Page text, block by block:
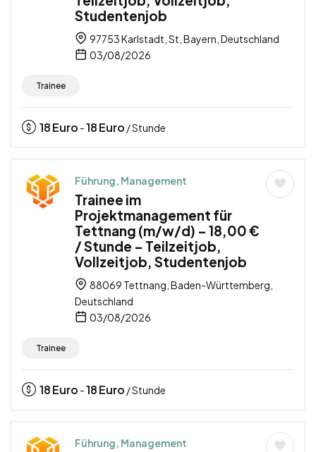
Studentenjob
97753 Karlstadt, St, Bayern, Deutschland
03/08/2026
Trainee
18Euro -18Euro / Stunde
Führung, Management
Trainee im
Projektmanagement für
Tettnang (m/w/d) – 18,00 €
/ Stunde – Teilzeitjob,
Vollzeitjob, Studentenjob
88069 Tettnang, Baden-Württemberg,
Deutschland
03/08/2026
Trainee
18Euro -18Euro / Stunde
Führung, Management